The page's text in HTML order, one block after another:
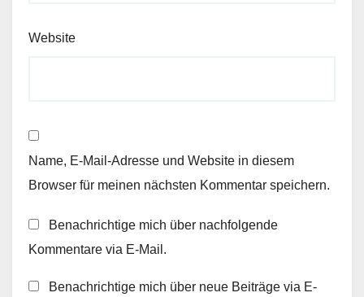
Website
Name, E-Mail-Adresse und Website in diesem
Browser für meinen nächsten Kommentar speichern.
Benachrichtige mich über nachfolgende
Kommentare via E-Mail.
Benachrichtige mich über neue Beiträge via E-